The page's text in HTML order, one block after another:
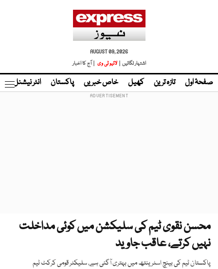
AUGUST 09, 2026
اشتہار لگائیں |
لائیو ٹی وی | آج کا اخبار
صفحۂ اول تازہ ترین کھیل خاص خبریں پاکستان انٹر نیشنل
محسن نقوی ٹیم کی سلیکشن میں کوئی مداخلت
نہیں کرتے، عاقب جاوید
پاکستان ٹیم کی بینچ اسٹرینتھ میں بہتری آگئی ہے، سلیکٹر قومی کرکٹ ٹیم